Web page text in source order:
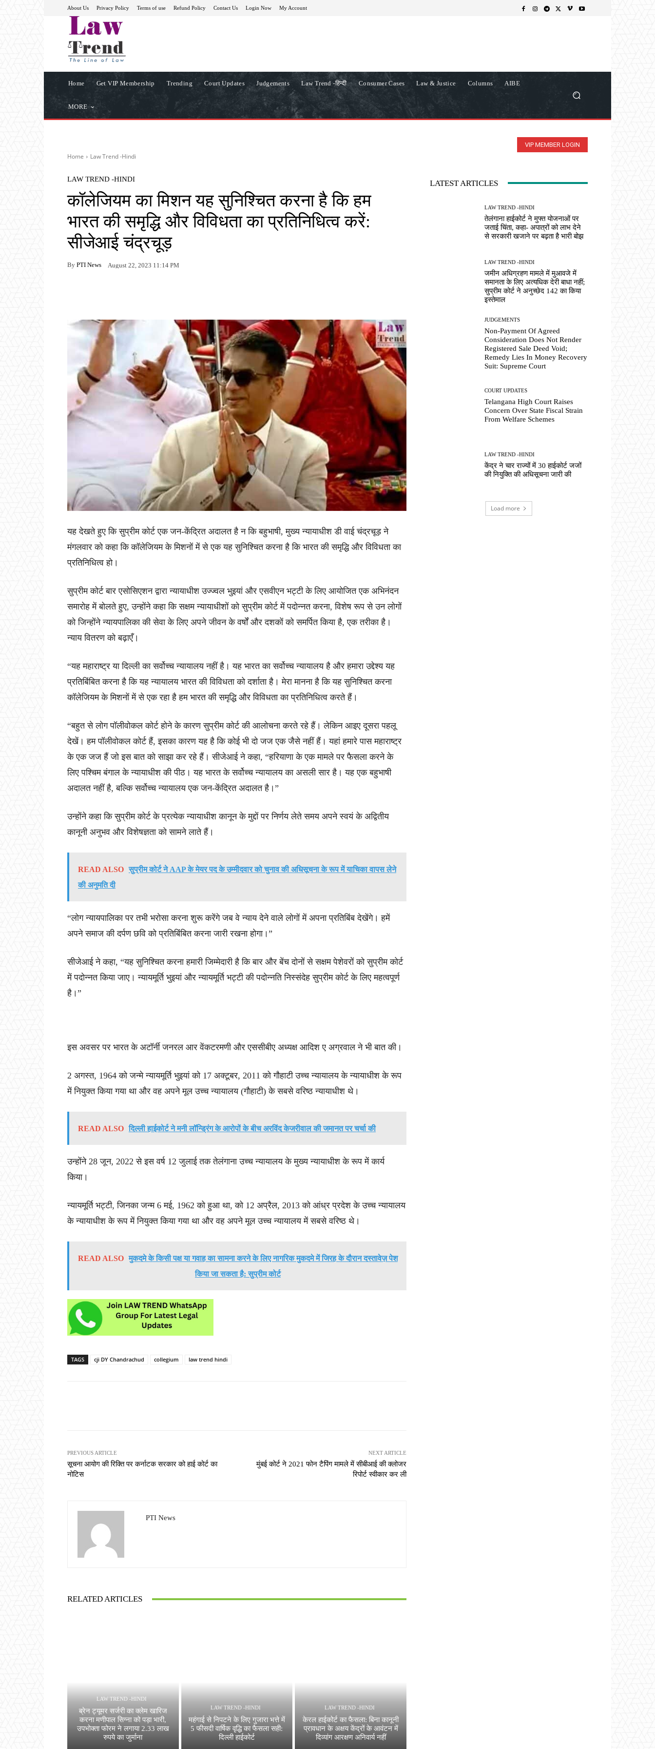
About Us Privacy Policy Terms of use Refund Policy Contact Us Login Now My Account
Home Get VIP Membership Trending Court Updates Judgements Law Trend -हिन्दी Consumer Cases Law & Justice Columns AIBE
MORE
VIP MEMBER LOGIN
Home Law Trend -Hindi
LAW TREND -HINDI
कॉलेजियम का मिशन यह सुनिश्चित करना है कि हम
भारत की समृद्धि और विविधता का प्रतिनिधित्व करें:
सीजेआई चंद्रचूड़
By PTI News August 22, 2023 11:14 PM
यह देखते हुए कि सुप्रीम कोर्ट एक जन-केंद्रित अदालत है न कि बहुभाषी, मुख्य न्यायाधीश डी वाई चंद्रचूड़ ने
मंगलवार को कहा कि कॉलेजियम के मिशनों में से एक यह सुनिश्चित करना है कि भारत की समृद्धि और विविधता का
प्रतिनिधित्व हो।
सुप्रीम कोर्ट बार एसोसिएशन द्वारा न्यायाधीश उज्ज्वल भुइयां और एसवीएन भट्टी के लिए आयोजित एक अभिनंदन
समारोह में बोलते हुए, उन्होंने कहा कि सक्षम न्यायाधीशों को सुप्रीम कोर्ट में पदोन्नत करना, विशेष रूप से उन लोगों
को जिन्होंने न्यायपालिका की सेवा के लिए अपने जीवन के वर्षों और दशकों को समर्पित किया है, एक तरीका है।
न्याय वितरण को बढ़ाएँ।
“यह महाराष्ट्र या दिल्ली का सर्वोच्च न्यायालय नहीं है। यह भारत का सर्वोच्च न्यायालय है और हमारा उद्देश्य यह
प्रतिबिंबित करना है कि यह न्यायालय भारत की विविधता को दर्शाता है। मेरा मानना ​​है कि यह सुनिश्चित करना
कॉलेजियम के मिशनों में से एक रहा है हम भारत की समृद्धि और विविधता का प्रतिनिधित्व करते हैं।
“बहुत से लोग पॉलीवोकल कोर्ट होने के कारण सुप्रीम कोर्ट की आलोचना करते रहे हैं। लेकिन आइए दूसरा पहलू
देखें। हम पॉलीवोकल कोर्ट हैं, इसका कारण यह है कि कोई भी दो जज एक जैसे नहीं हैं। यहां हमारे पास महाराष्ट्र
के एक जज हैं जो इस बात को साझा कर रहे हैं। सीजेआई ने कहा, “हरियाणा के एक मामले पर फैसला करने के
लिए पश्चिम बंगाल के न्यायाधीश की पीठ। यह भारत के सर्वोच्च न्यायालय का असली सार है। यह एक बहुभाषी
अदालत नहीं है, बल्कि सर्वोच्च न्यायालय एक जन-केंद्रित अदालत है।”
उन्होंने कहा कि सुप्रीम कोर्ट के प्रत्येक न्यायाधीश कानून के मुद्दों पर निर्णय लेते समय अपने स्वयं के अद्वितीय
कानूनी अनुभव और विशेषज्ञता को सामने लाते हैं।
READ ALSO सुप्रीम कोर्ट ने AAP के मेयर पद के उम्मीदवार को चुनाव की अधिसूचना के रूप में याचिका वापस लेने
की अनुमति दी
“लोग न्यायपालिका पर तभी भरोसा करना शुरू करेंगे जब वे न्याय देने वाले लोगों में अपना प्रतिबिंब देखेंगे। हमें
अपने समाज की दर्पण छवि को प्रतिबिंबित करना जारी रखना होगा।”
सीजेआई ने कहा, “यह सुनिश्चित करना हमारी जिम्मेदारी है कि बार और बेंच दोनों से सक्षम पेशेवरों को सुप्रीम कोर्ट
में पदोन्नत किया जाए। न्यायमूर्ति भुइयां और न्यायमूर्ति भट्टी की पदोन्नति निस्संदेह सुप्रीम कोर्ट के लिए महत्वपूर्ण
है।”
इस अवसर पर भारत के अटॉर्नी जनरल आर वेंकटरमणी और एससीबीए अध्यक्ष आदिश ए अग्रवाल ने भी बात की।
2 अगस्त, 1964 को जन्मे न्यायमूर्ति भुइयां को 17 अक्टूबर, 2011 को गौहाटी उच्च न्यायालय के न्यायाधीश के रूप
में नियुक्त किया गया था और वह अपने मूल उच्च न्यायालय (गौहाटी) के सबसे वरिष्ठ न्यायाधीश थे।
READ ALSO दिल्ली हाईकोर्ट ने मनी लॉन्ड्रिंग के आरोपों के बीच अरविंद केजरीवाल की जमानत पर चर्चा की
उन्होंने 28 जून, 2022 से इस वर्ष 12 जुलाई तक तेलंगाना उच्च न्यायालय के मुख्य न्यायाधीश के रूप में कार्य
किया।
न्यायमूर्ति भट्टी, जिनका जन्म 6 मई, 1962 को हुआ था, को 12 अप्रैल, 2013 को आंध्र प्रदेश के उच्च न्यायालय
के न्यायाधीश के रूप में नियुक्त किया गया था और वह अपने मूल उच्च न्यायालय में सबसे वरिष्ठ थे।
READ ALSO मुकदमे के किसी पक्ष या गवाह का सामना करने के लिए नागरिक मुकदमे में जिरह के दौरान दस्तावेज़ पेश
किया जा सकता है: सुप्रीम कोर्ट
TAGS cji DY Chandrachud collegium law trend hindi
PREVIOUS ARTICLE
सूचना आयोग की रिक्ति पर कर्नाटक सरकार को हाई कोर्ट का
नोटिस
NEXT ARTICLE
मुंबई कोर्ट ने 2021 फोन टैपिंग मामले में सीबीआई की क्लोजर
रिपोर्ट स्वीकार कर ली
PTI News
RELATED ARTICLES
LAW TREND -HINDI
ब्रेन ट्यूमर सर्जरी का क्लेम खारिज
करना मणीपाल सिग्ना को पड़ा भारी,
उपभोक्ता फोरम ने लगाया 2.33 लाख
रुपये का जुर्माना
LAW TREND -HINDI
महंगाई से निपटने के लिए गुजारा भत्ते में
5 फीसदी वार्षिक वृद्धि का फैसला सही:
दिल्ली हाईकोर्ट
LAW TREND -HINDI
केरल हाईकोर्ट का फैसला: बिना कानूनी
प्रावधान के अक्षय केंद्रों के आवंटन में
दिव्यांग आरक्षण अनिवार्य नहीं
LATEST ARTICLES
LAW TREND -HINDI
तेलंगाना हाईकोर्ट ने मुफ्त योजनाओं पर
जताई चिंता, कहा- अपात्रों को लाभ देने
से सरकारी खजाने पर बढ़ता है भारी बोझ
LAW TREND -HINDI
जमीन अधिग्रहण मामले में मुआवजे में
समानता के लिए अत्यधिक देरी बाधा नहीं;
सुप्रीम कोर्ट ने अनुच्छेद 142 का किया
इस्तेमाल
JUDGEMENTS
Non-Payment Of Agreed
Consideration Does Not Render
Registered Sale Deed Void;
Remedy Lies In Money Recovery
Suit: Supreme Court
COURT UPDATES
Telangana High Court Raises
Concern Over State Fiscal Strain
From Welfare Schemes
LAW TREND -HINDI
केंद्र ने चार राज्यों में 30 हाईकोर्ट जजों
की नियुक्ति की अधिसूचना जारी की
Load more